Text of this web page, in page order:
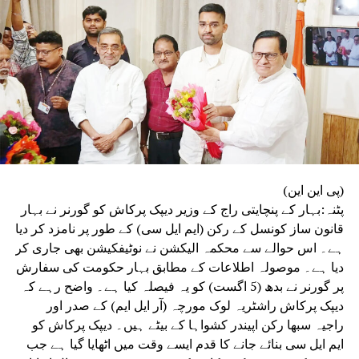
جبکہ تیسری کمیٹی پورے امتحانی نظام اور اس کے طریقۂ کار
کا تفصیلی مطالعہ کرے گی۔
(پی این این)
پٹنہ:بہار کے پنچایتی راج کے وزیر دیپک پرکاش کو گورنر نے بہار
قانون ساز کونسل کے رکن (ایم ایل سی) کے طور پر نامزد کر دیا
ہے۔ اس حوالے سے محکمہ الیکشن نے نوٹیفکیشن بھی جاری کر
دیا ہے۔ موصولہ اطلاعات کے مطابق بہار حکومت کی سفارش
پر گورنر نے بدھ (5 اگست) کو یہ فیصلہ کیا ہے۔ واضح رہے کہ
دیپک پرکاش راشٹریہ لوک مورچہ (آر ایل ایم) کے صدر اور
راجیہ سبھا رکن اپیندر کشواہا کے بیٹے ہیں۔ دیپک پرکاش کو
ایم ایل سی بنائے جانے کا قدم ایسے وقت میں اٹھایا گیا ہے جب